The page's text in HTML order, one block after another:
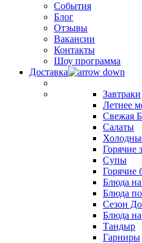
События
Блог
Отзывы
Вакансии
Контакты
Шоу программа
Доставка
Завтраки
Летнее
Свежая
Салаты
Горячие
Супы
Горячие
Блюда
Блюда
Сезон
Блюда на
Тандыр
Гарниры